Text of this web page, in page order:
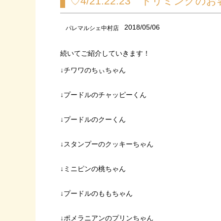
パレマルシェ中村店 2018/05/06
続いてご紹介していきます！
↓チワワのちぃちゃん
↓プードルのチャッピーくん
↓プードルのクーくん
↓スタンプーのクッキーちゃん
↓ミニピンの桃ちゃん
↓プードルのももちゃん
↓ポメラニアンのプリンちゃん